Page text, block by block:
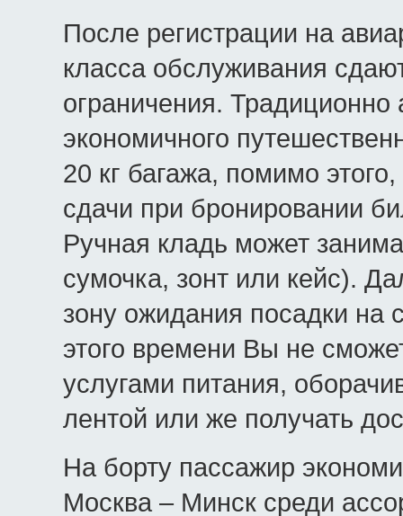
После регистрации на
класса обслуживания
ограничения.
экономичного
20 кг багажа, помимо
сдачи при бронировании
Ручная кладь может
сумочка, зонт или кейс).
зону ожидания посадки на
этого времени Вы не
услугами питания,
лентой или же получать
На борту пассажир
Москва – Минск среди